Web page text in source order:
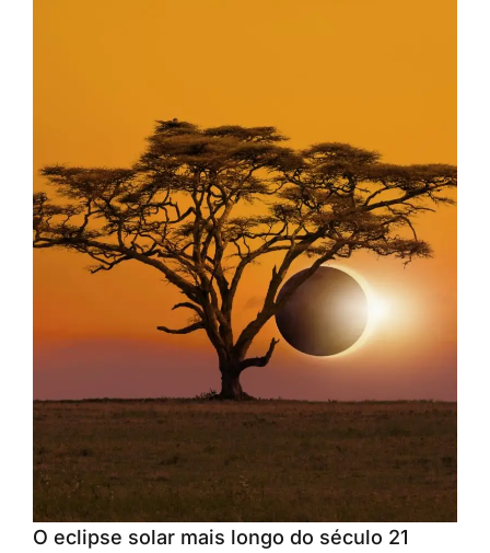
O eclipse solar mais longo do século 21